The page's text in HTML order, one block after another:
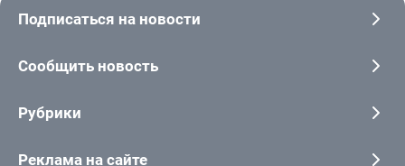
Подписаться на новости
Сообщить новость
Рубрики
Реклама на сайте